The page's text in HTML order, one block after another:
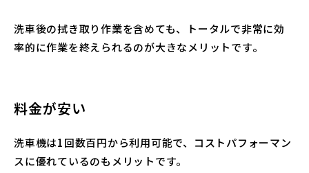
洗車後の拭き取り作業を含めても、トータルで非常に効
率的に作業を終えられるのが大きなメリットです。
料金が安い
洗車機は1回数百円から利用可能で、コストパフォーマン
スに優れているのもメリットです。